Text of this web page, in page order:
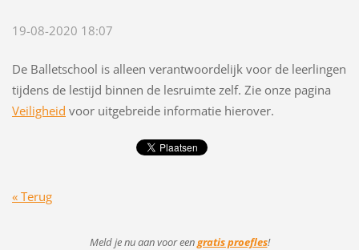
19-08-2020 18:07
De Balletschool is alleen verantwoordelijk voor de leerlingen
tijdens de lestijd binnen de lesruimte zelf. Zie onze pagina
Veiligheid voor uitgebreide informatie hierover.
« Terug
Meld je nu aan vooreengratis proefles!